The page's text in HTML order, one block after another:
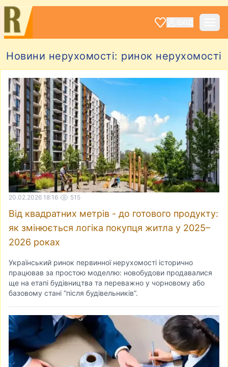
Новини нерухомості: ринок нерухомості
20.02.2026 18:16 515
Від квадратних метрів - до готового продукту:
як змінюється логіка покупця житла у 2025–
2026 роках
Український ринок первинної нерухомості історично
працював за простою моделлю: новобудови продавалися
ще на етапі будівництва та переважно у чорновому або
базовому стані “після будівельників”.